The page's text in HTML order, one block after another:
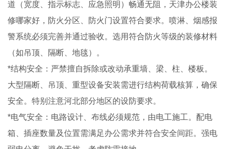
道（宽度、指示标志、应急照明）畅通无阻，天津办公楼装
修哪家好，防火分区、防火门设置符合要求。喷淋、烟感报
警系统必须完善并通过验收。选用符合防火等级的装修材料
（如吊顶、隔断、地毯）。
*结构安全：严禁擅自拆除或改动承重墙、梁、柱、楼板。
大型隔断、吊顶、重型设备安装需进行结构荷载核算，确保
安全。特别注意河北部分地区的设防要求。
*电气安全：电路设计、布线必须规范，由电工施工。配电
箱、插座数量及位置需满足办公需求并符合安全间距。强电